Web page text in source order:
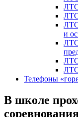
ЛТО
ЛТО
ЛТО
и
ЛТО
ЛТО
Телефоны
В школе